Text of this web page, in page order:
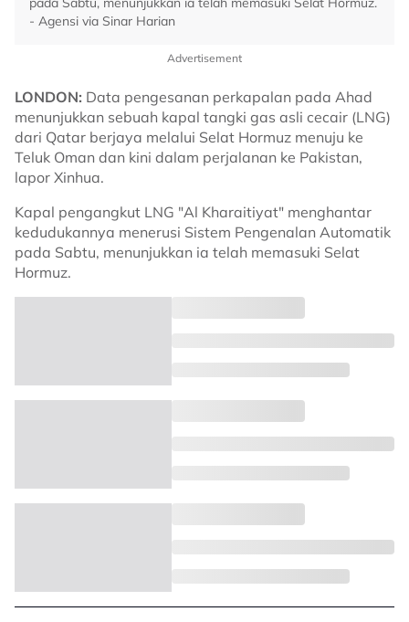
- Agensi via Sinar Harian
Advertisement
LONDON: Data pengesanan perkapalan pada Ahad
menunjukkan sebuah kapal tangki gas asli cecair (LNG)
dari Qatar berjaya melalui Selat Hormuz menuju ke
Teluk Oman dan kini dalam perjalanan ke Pakistan,
lapor Xinhua.
Kapal pengangkut LNG "Al Kharaitiyat" menghantar
kedudukannya menerusi Sistem Pengenalan Automatik
pada Sabtu, menunjukkan ia telah memasuki Selat
Hormuz.